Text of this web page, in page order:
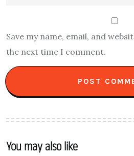
Save my name, email, and
the next time I comment.
You may also like